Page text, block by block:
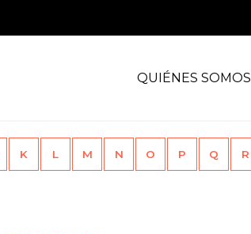
QUIÉNES SOMOS
K L M N O P Q R